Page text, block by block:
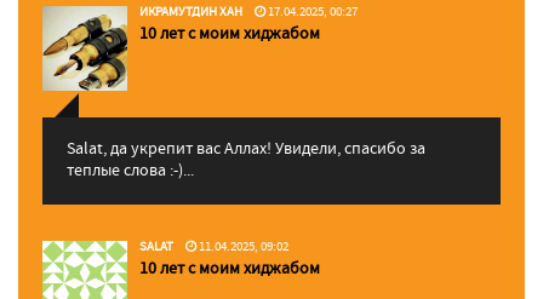
ИКРАМУТДИН ХАН 17.04.2025, 00:27
10 лет с моим хиджабом
Salat, да укрепит вас Аллаx! Увидели, спасибо за
теплые слова :-)...
SALAT 11.04.2025, 09:02
10 лет с моим хиджабом